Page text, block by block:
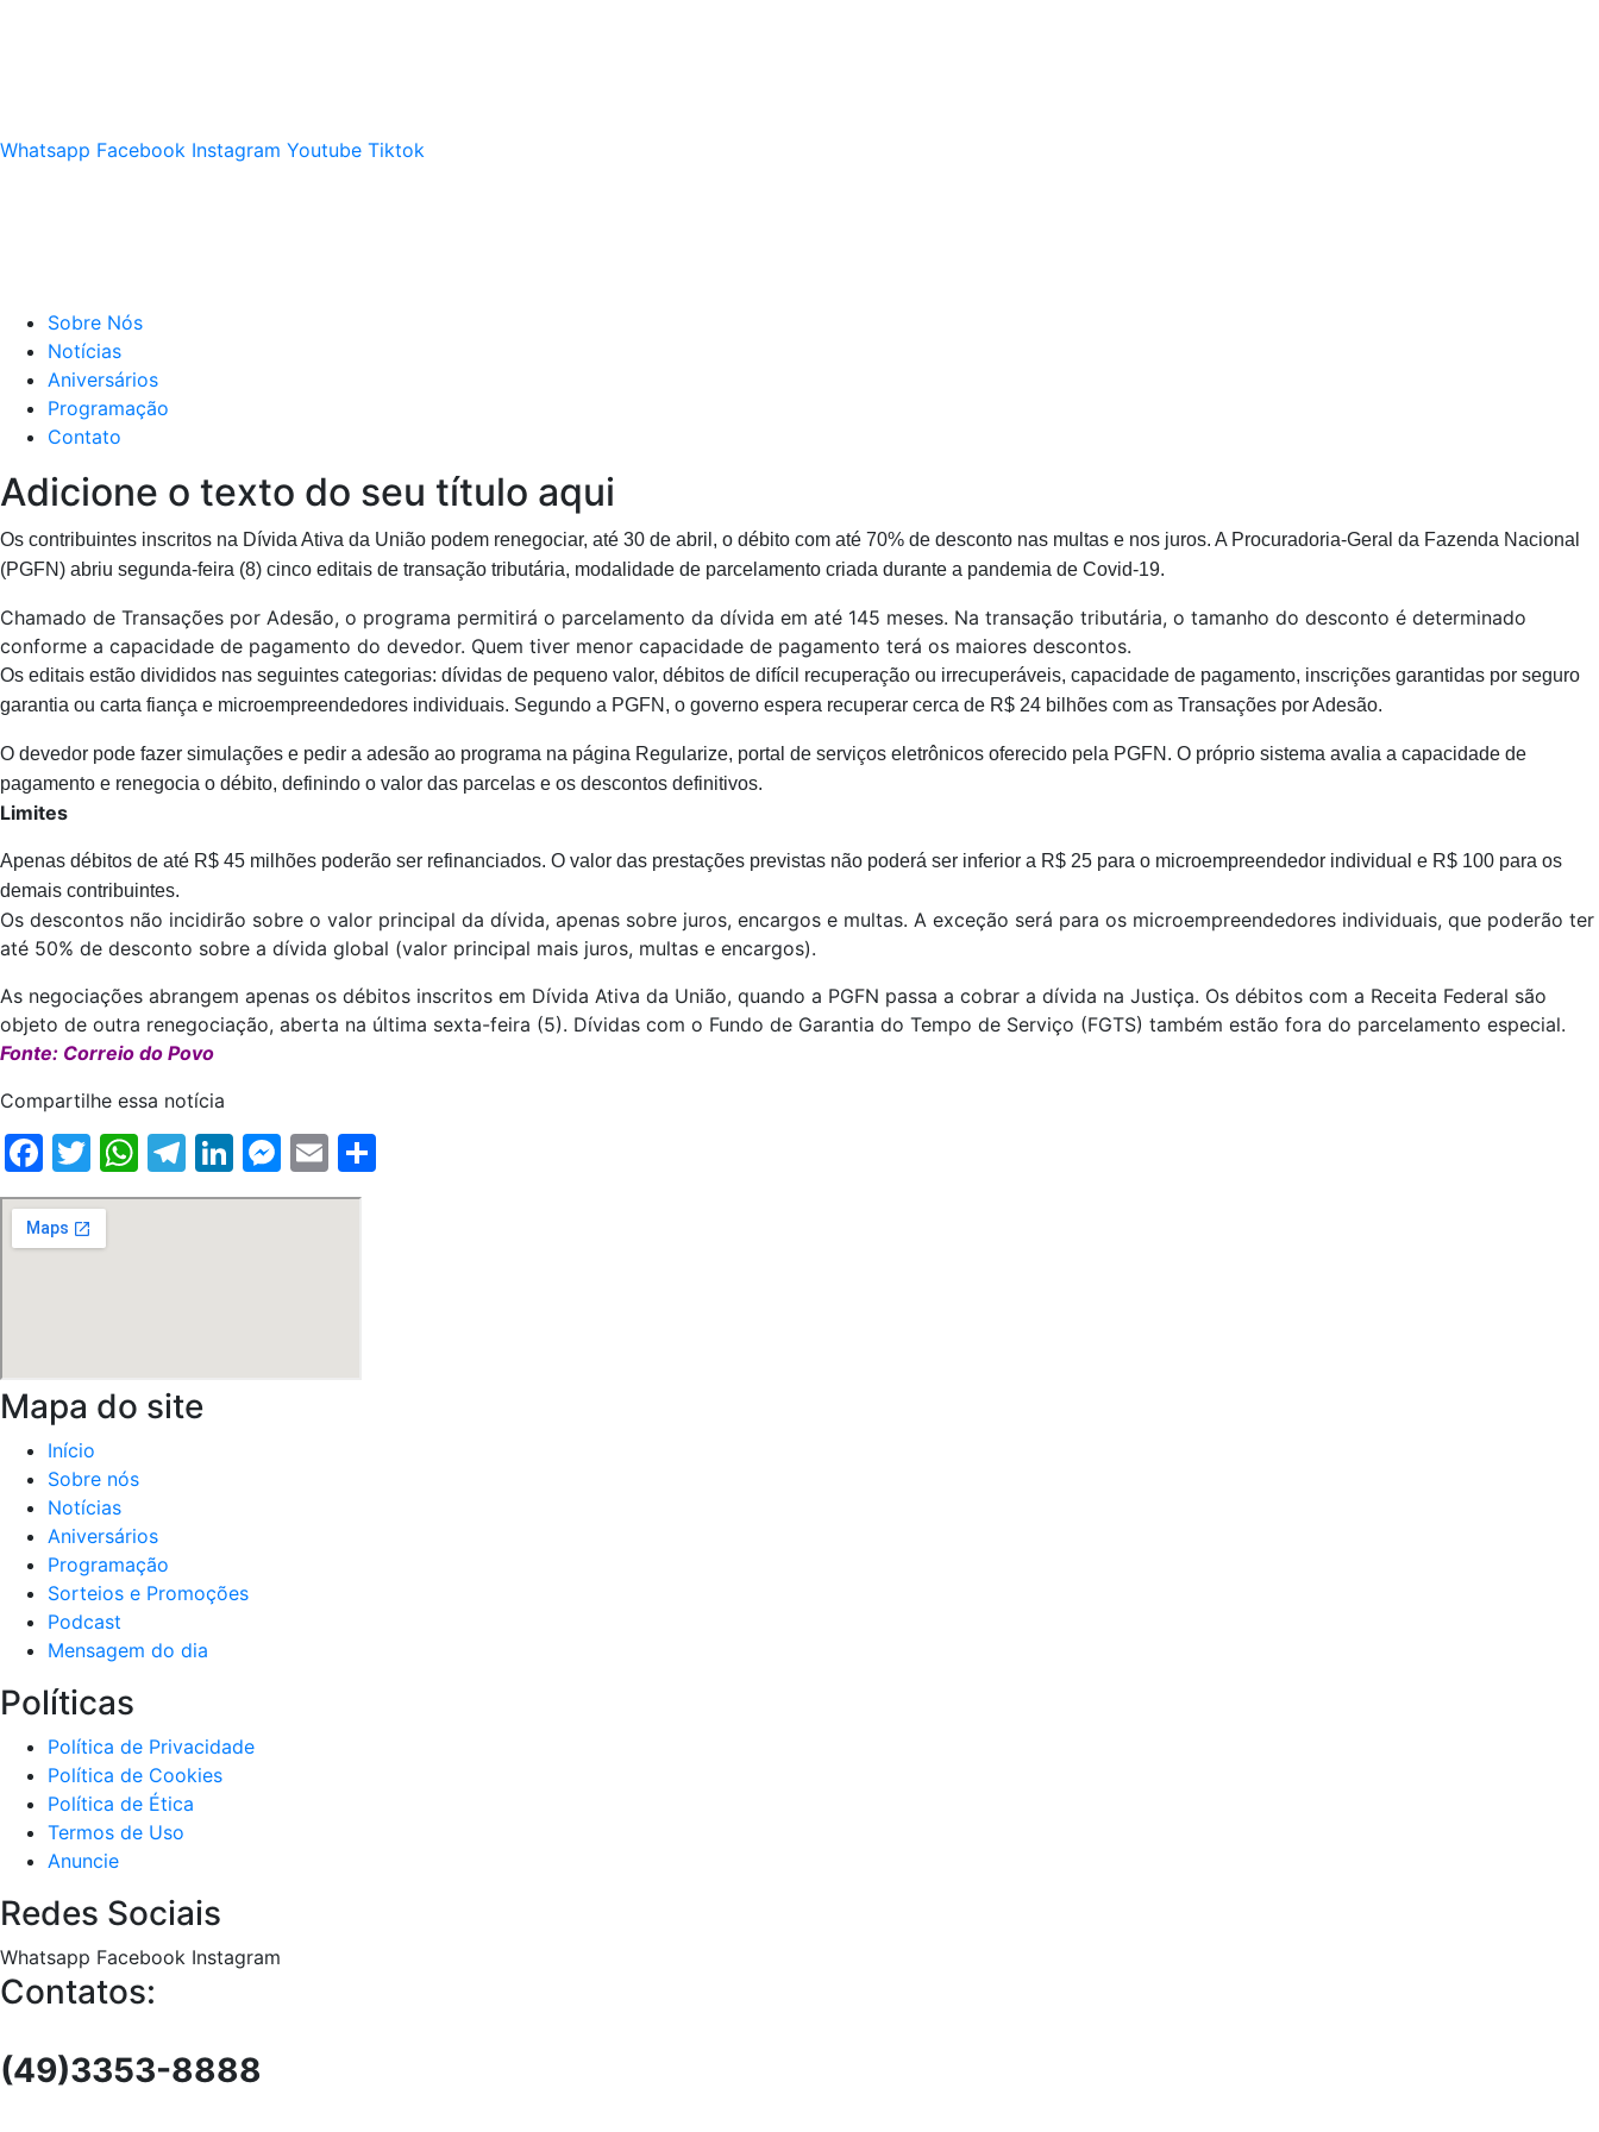
Whatsapp Facebook Instagram Youtube Tiktok
Sobre Nós
Notícias
Aniversários
Programação
Contato
Adicione o texto do seu título aqui
Os contribuintes inscritos na Dívida Ativa da União podem renegociar, até 30 de abril, o débito com até 70% de desconto nas multas e nos juros. A Procuradoria-Geral da Fazenda Nacional
(PGFN) abriu segunda-feira (8) cinco editais de transação tributária, modalidade de parcelamento criada durante a pandemia de Covid-19.
Chamado de Transações por Adesão, o programa permitirá o parcelamento da dívida em até 145 meses. Na transação tributária, o tamanho do desconto é determinado
conforme a capacidade de pagamento do devedor. Quem tiver menor capacidade de pagamento terá os maiores descontos.
Os editais estão divididos nas seguintes categorias: dívidas de pequeno valor, débitos de difícil recuperação ou irrecuperáveis, capacidade de pagamento, inscrições garantidas por seguro
garantia ou carta fiança e microempreendedores individuais. Segundo a PGFN, o governo espera recuperar cerca de R$ 24 bilhões com as Transações por Adesão.
O devedor pode fazer simulações e pedir a adesão ao programa na página Regularize, portal de serviços eletrônicos oferecido pela PGFN. O próprio sistema avalia a capacidade de
pagamento e renegocia o débito, definindo o valor das parcelas e os descontos definitivos.
Limites
Apenas débitos de até R$ 45 milhões poderão ser refinanciados. O valor das prestações previstas não poderá ser inferior a R$ 25 para o microempreendedor individual e R$ 100 para os
demais contribuintes.
Os descontos não incidirão sobre o valor principal da dívida, apenas sobre juros, encargos e multas. A exceção será para os microempreendedores individuais, que poderão ter
até 50% de desconto sobre a dívida global (valor principal mais juros, multas e encargos).
As negociações abrangem apenas os débitos inscritos em Dívida Ativa da União, quando a PGFN passa a cobrar a dívida na Justiça. Os débitos com a Receita Federal são
objeto de outra renegociação, aberta na última sexta-feira (5). Dívidas com o Fundo de Garantia do Tempo de Serviço (FGTS) também estão fora do parcelamento especial.
Fonte: Correio do Povo
Compartilhe essa notícia
Facebook
Twitter
WhatsApp
Telegram
LinkedIn
Messenger
Email
Mapa do site
Início
Sobre nós
Notícias
Aniversários
Programação
Sorteios e Promoções
Podcast
Mensagem do dia
Políticas
Política de Privacidade
Política de Cookies
Política de Ética
Termos de Uso
Anuncie
Redes Sociais
Whatsapp Facebook Instagram
Contatos:
(49)3353-8888